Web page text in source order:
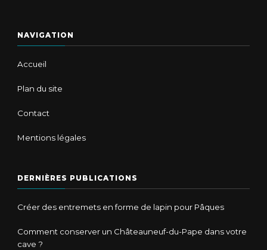
NAVIGATION
Accueil
Plan du site
Contact
Mentions légales
DERNIÈRES PUBLICATIONS
Créer des entremets en forme de lapin pour Pâques
Comment conserver un Châteauneuf-du-Pape dans votre
cave ?